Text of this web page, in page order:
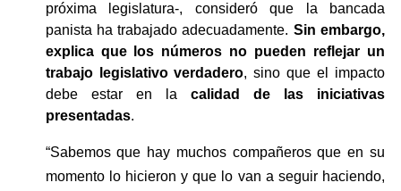
próxima legislatura-, consideró que la bancada
panista ha trabajado adecuadamente. Sin embargo,
explica que los números no pueden reflejar un
trabajo legislativo verdadero, sino que el impacto
debe estar en la calidad de las iniciativas
presentadas.
“Sabemos que hay muchos compañeros que en su
momento lo hicieron y que lo van a seguir haciendo,